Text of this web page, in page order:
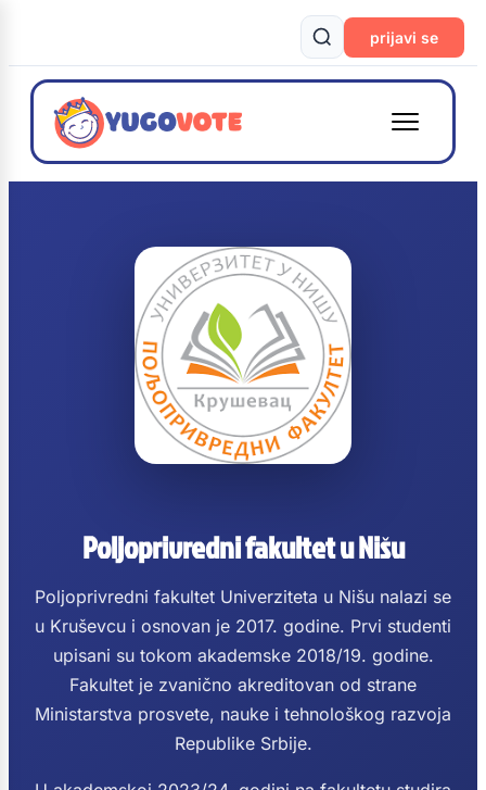
prijavi se
Poljoprivredni fakultet u Nišu
Poljoprivredni fakultet Univerziteta u Nišu nalazi se
u Kruševcu i osnovan je 2017. godine. Prvi studenti
upisani su tokom akademske 2018/19. godine.
Fakultet je zvanično akreditovan od strane
Ministarstva prosvete, nauke i tehnološkog razvoja
Republike Srbije.